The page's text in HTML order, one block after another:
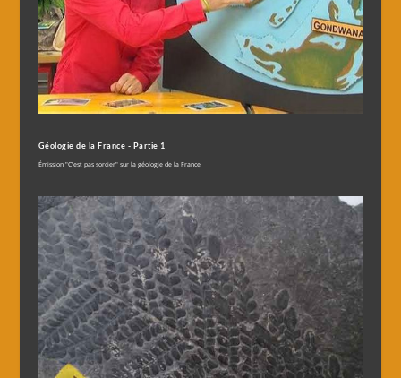
Géologie de la France - Partie 1
Émission "C'est pas sorcier" sur la géologie de la France